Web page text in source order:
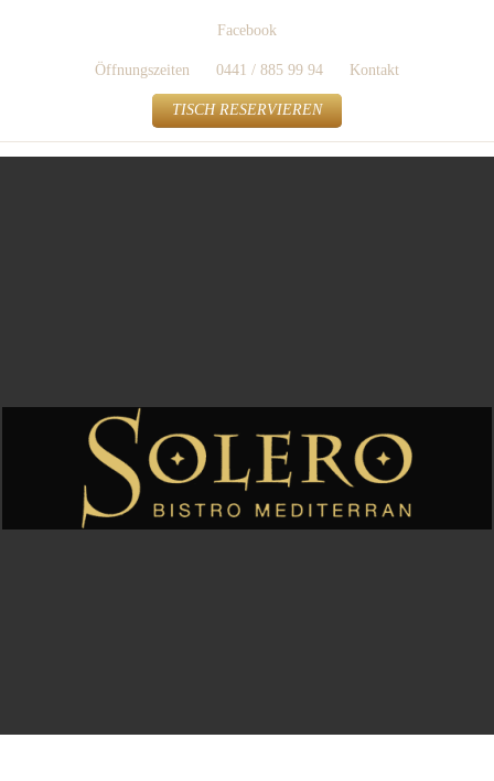
Facebook
Öffnungszeiten 0441 / 885 99 94 Kontakt
TISCH RESERVIEREN